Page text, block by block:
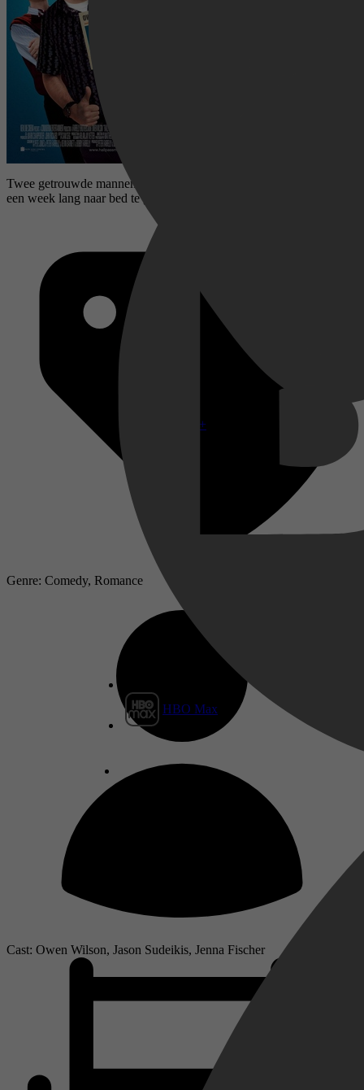
Disney+
HBO Max
Twee getrouwde mannen krijgen een vrijbrief van hun vrouw om
een week lang naar bed te gaan met zoveel vrouwen als ze willen.
Genre: Comedy, Romance
Cast: Owen Wilson, Jason Sudeikis, Jenna Fischer